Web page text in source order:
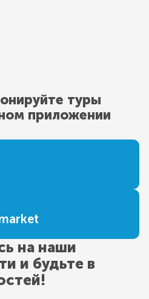
туры
приложении
на наши
и будьте в